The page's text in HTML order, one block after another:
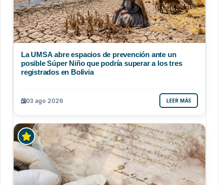
La UMSA abre espacios de prevención ante un
posible Súper Niño que podría superar a los tres
registrados en Bolivia
03 ago 2026 LEER MÁS